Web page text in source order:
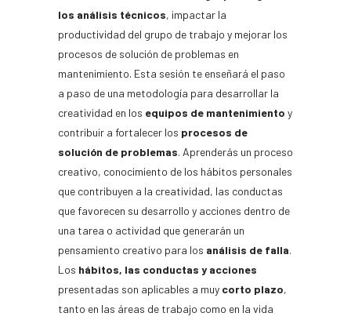
los análisis técnicos, impactar la
productividad del grupo de trabajo y mejorar los
procesos de solución de problemas en
mantenimiento. Esta sesión te enseñará el paso
a paso de una metodología para desarrollar la
creatividad en los equipos de mantenimiento y
contribuir a fortalecer los procesos de
solución de problemas. Aprenderás un proceso
creativo, conocimiento de los hábitos personales
que contribuyen a la creatividad, las conductas
que favorecen su desarrollo y acciones dentro de
una tarea o actividad que generarán un
pensamiento creativo para los análisis de falla.
Los hábitos, las conductas y acciones
presentadas son aplicables a muy corto plazo,
tanto en las áreas de trabajo como en la vida